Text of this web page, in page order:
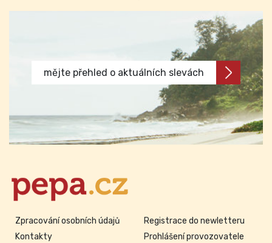
mějte přehled o aktuálních slevách
Zpracování osobních údajů
Kontakty
Registrace do newletteru
Prohlášení provozovatele